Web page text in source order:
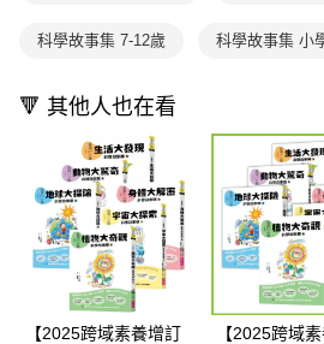
權轉讓予恩沛科技股份有限公司。
３．未成年的使用者請事先徵得法定代理人或
「AFTEE先享後付」，若未經同意申辦者引起
４．使用「AFTEE先享後付」時，將依據個
時審查核予不同之上限額度；若仍有額度不
請求用戶進行身份認證。
５．嚴禁一人註冊多個帳號或使用他人資訊
恩沛科技股份有限公司將有權停止該用戶之
科學故事集 7-12歲 科學故事集 小
🔻 其他人也在看
【2025跨域素養增訂
【2025跨域